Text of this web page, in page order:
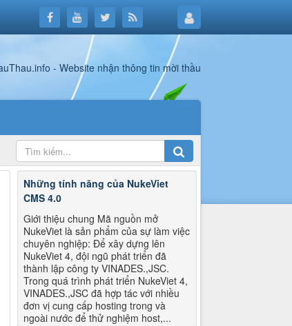
Những tính năng của NukeViet
CMS 4.0
Giới thiệu chung Mã nguồn mở
NukeViet là sản phẩm của sự làm việc
chuyên nghiệp: Để xây dựng lên
NukeViet 4, đội ngũ phát triển đã
thành lập công ty VINADES.,JSC.
Trong quá trình phát triển NukeViet 4,
VINADES.,JSC đã hợp tác với nhiều
đơn vị cung cấp hosting trong và
ngoài nước để thử nghiệm host,...